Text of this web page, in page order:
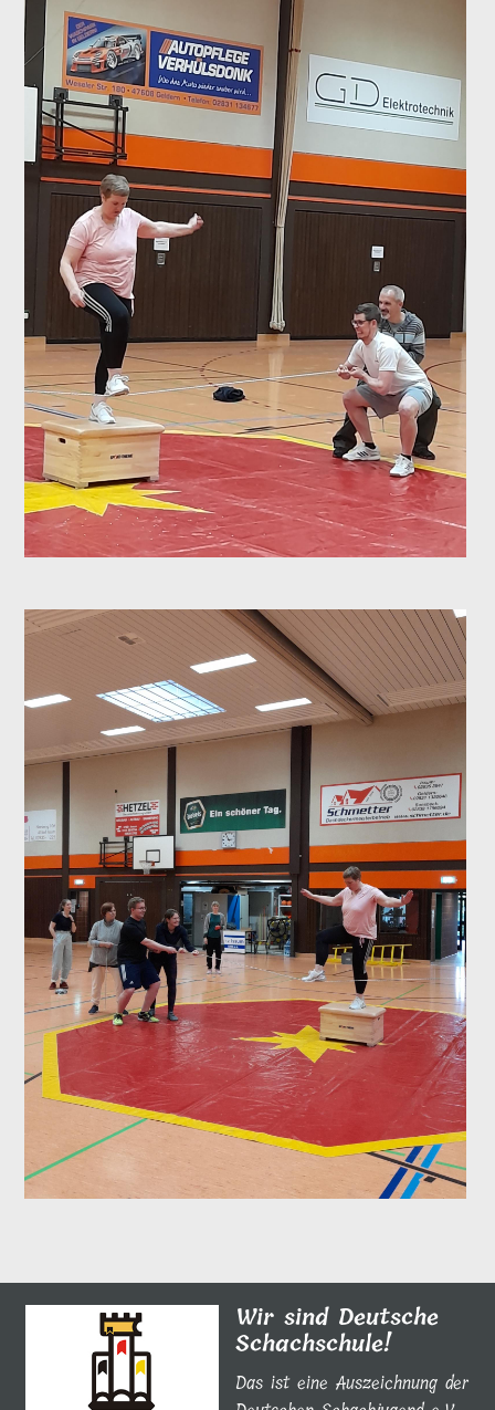
Wir sind Deutsche
Schachschule!
Das ist eine Auszeichnung der